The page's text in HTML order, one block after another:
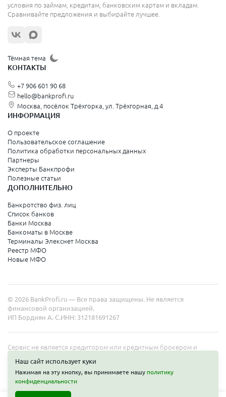
условия по займам, кредитам, банковским картам и вкладам.
Сравнивайте предложения и выбирайте лучшее.
Тёмная тема
КОНТАКТЫ
+7 906 601 90 68
hello@bankprofi.ru
Москва, посёлок Трёхгорка, ул. Трёхгорная, д.4
ИНФОРМАЦИЯ
О проекте
Пользовательское соглашение
Политика обработки персональных данных
Партнеры
Эксперты Банкпрофи
Полезные статьи
ДОПОЛНИТЕЛЬНО
Банкротство физ. лиц
Список банков
Банки Москва
Банкоматы в Москве
Терминалы Элекснет Москва
Реестр МФО
Новые МФО
© 2026 BankProfi.ru — Все права защищены. Не является
финансовой организацией.
ИП Бордиян А. С. ИНН: 312181691267
Сервис не является кредитором или кредитным брокером и
на сайте не является публичной офертой. Полные условия услуг
уточняйте на сайте организаций.
Наш сайт использует куки
Нажимая на эту кнопку, вы принимаете нашу политику
конфиденциальности